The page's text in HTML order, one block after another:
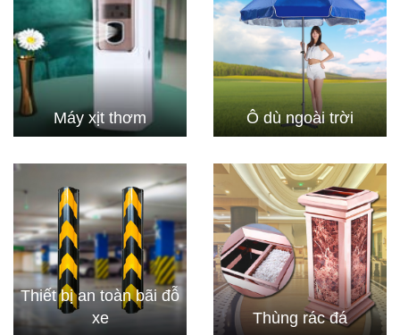
Máy xịt thơm Ô dù ngoài trời
Thiết bị an toàn bãi đỗ
xe
Thùng rác đá